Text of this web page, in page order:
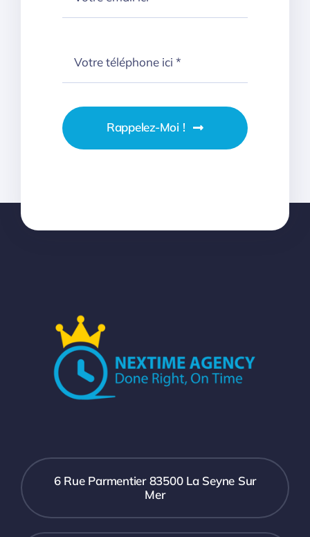
Rappelez-Moi !
6 Rue Parmentier 83500 La Seyne Sur
Mer